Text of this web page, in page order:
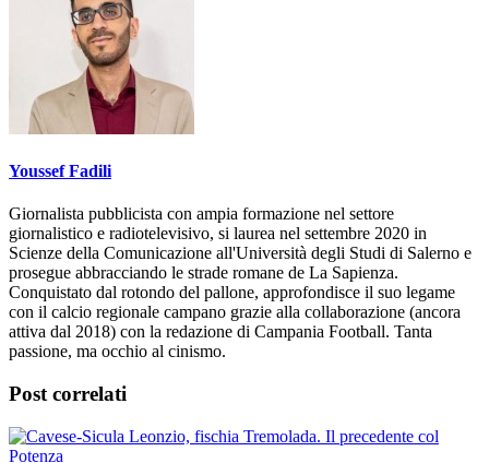
Youssef Fadili
Giornalista pubblicista con ampia formazione nel settore
giornalistico e radiotelevisivo, si laurea nel settembre 2020 in
Scienze della Comunicazione all'Università degli Studi di Salerno e
prosegue abbracciando le strade romane de La Sapienza.
Conquistato dal rotondo del pallone, approfondisce il suo legame
con il calcio regionale campano grazie alla collaborazione (ancora
attiva dal 2018) con la redazione di Campania Football. Tanta
passione, ma occhio al cinismo.
Post correlati